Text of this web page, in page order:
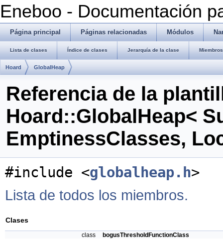
Eneboo - Documentación
Página principal Páginas relacionadas Módulos
Lista de clases Índice de clases Jerarquía de la clase
Hoard GlobalHeap
Referencia de la
Hoard::GlobalHeap<
EmptinessClasses,
#include <globalheap.h>
Lista de todos los miembros.
Clases
class bogusThresholdFunctionClass